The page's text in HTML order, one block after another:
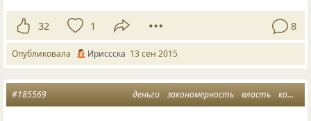
32 1 8
Опубликовала Ириссска 13 сен 2015
деньги закономерность власть кошелек
#185569